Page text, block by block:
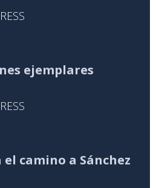
ejemplares
camino a Sánchez